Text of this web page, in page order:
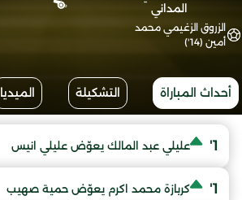
المداني
الزروق الزغيمي محمد
أمين (14')
أحداث المباراة التشكيلة الميديا
1' عليلي عبد المالك يعوّض عليلي انيس
1' كربازة محمد اكرم يعوّض حمية صهيب